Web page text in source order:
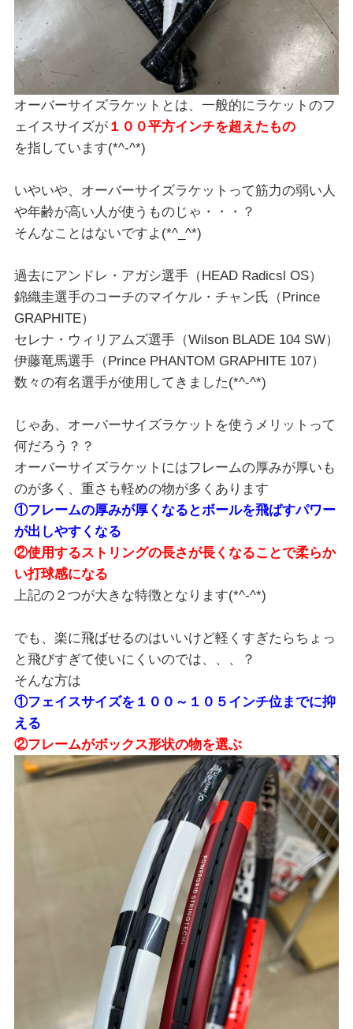
オーバーサイズラケットとは、一般的にラケットのフ
ェイスサイズが１００平方インチを超えたもの
を指しています(*^-^*)
いやいや、オーバーサイズラケットって筋力の弱い人
や年齢が高い人が使うものじゃ・・・？
そんなことはないですよ(*^_^*)
過去にアンドレ・アガシ選手（HEAD Radicsl OS）
錦織圭選手のコーチのマイケル・チャン氏（Prince
GRAPHITE）
セレナ・ウィリアムズ選手（Wilson BLADE 104 SW）
伊藤竜馬選手（Prince PHANTOM GRAPHITE 107）
数々の有名選手が使用してきました(*^-^*)
じゃあ、オーバーサイズラケットを使うメリットって
何だろう？？
オーバーサイズラケットにはフレームの厚みが厚いも
のが多く、重さも軽めの物が多くあります
①フレームの厚みが厚くなるとボールを飛ばすパワー
が出しやすくなる
②使用するストリングの長さが長くなることで柔らか
い打球感になる
上記の２つが大きな特徴となります(*^-^*)
でも、楽に飛ばせるのはいいけど軽くすぎたらちょっ
と飛びすぎて使いにくいのでは、、、？
そんな方は
①フェイスサイズを１００～１０５インチ位までに抑
える
②フレームがボックス形状の物を選ぶ